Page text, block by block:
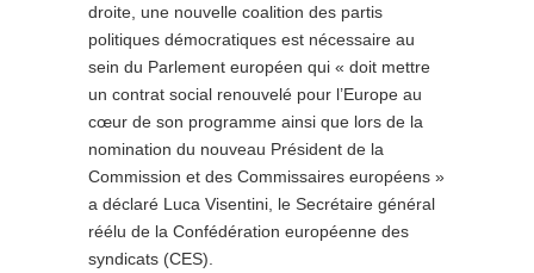
droite, une nouvelle coalition des partis
politiques démocratiques est nécessaire au
sein du Parlement européen qui « doit mettre
un contrat social renouvelé pour l’Europe au
cœur de son programme ainsi que lors de la
nomination du nouveau Président de la
Commission et des Commissaires européens »
a déclaré Luca Visentini, le Secrétaire général
réélu de la Confédération européenne des
syndicats (CES).